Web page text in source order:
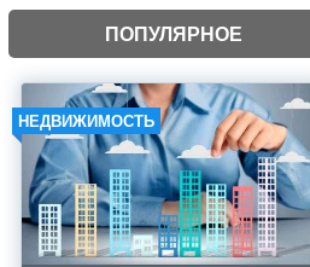
ПОПУЛЯРНОЕ
НЕДВИЖИМОСТЬ